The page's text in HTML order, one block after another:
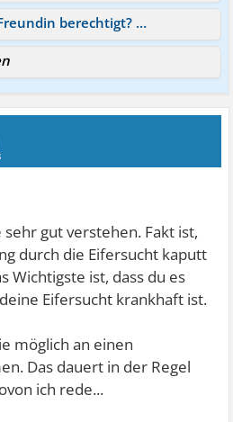
Eifersucht auf die Ex-Freundin berechtigt? Hilfe!
gut verstehen. Fakt ist,
durch die Eifersucht kaputt
Wichtigste ist, dass du es
Eifersucht krankhaft ist.
möglich an einen
Das dauert in der Regel
ich rede...